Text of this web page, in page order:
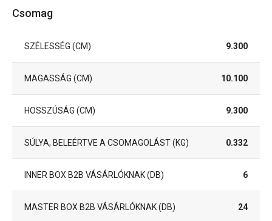
Csomag
SZÉLESSÉG (CM) 9.300
MAGASSÁG (CM) 10.100
HOSSZÚSÁG (CM) 9.300
SÚLYA, BELEÉRTVE A CSOMAGOLÁST (KG) 0.332
INNER BOX B2B VÁSÁRLÓKNAK (DB) 6
MASTER BOX B2B VÁSÁRLÓKNAK (DB) 24